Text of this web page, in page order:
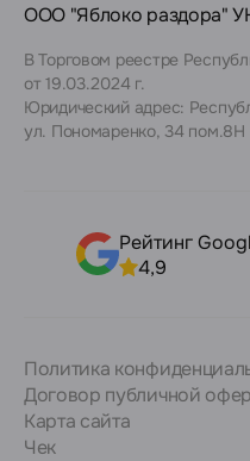
ООО "Яблоко раздора"
В Торговом реестре
от 19.03.2024 г.
Юридический адрес:
ул. Пономаренко, 34 пом.8Н
Рейтинг
4,9
Политика
Договор публичной
Карта сайта
Чек